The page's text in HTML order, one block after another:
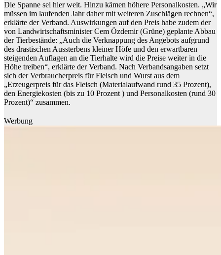
Die Spanne sei hier weit. Hinzu kämen höhere Personalkosten. „Wir
müssen im laufenden Jahr daher mit weiteren Zuschlägen rechnen“,
erklärte der Verband. Auswirkungen auf den Preis habe zudem der
von Landwirtschaftsminister Cem Özdemir (Grüne) geplante Abbau
der Tierbestände: „Auch die Verknappung des Angebots aufgrund
des drastischen Aussterbens kleiner Höfe und den erwartbaren
steigenden Auflagen an die Tierhalte wird die Preise weiter in die
Höhe treiben“, erklärte der Verband. Nach Verbandsangaben setzt
sich der Verbraucherpreis für Fleisch und Wurst aus dem
„Erzeugerpreis für das Fleisch (Materialaufwand rund 35 Prozent),
den Energiekosten (bis zu 10 Prozent ) und Personalkosten (rund 30
Prozent)“ zusammen.
Werbung